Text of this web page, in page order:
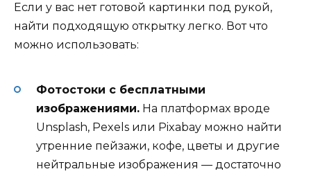
Если у вас нет готовой картинки под рукой,
найти подходящую открытку легко. Вот что
можно использовать:
Фотостоки с бесплатными
изображениями. На платформах вроде
Unsplash, Pexels или Pixabay можно найти
утренние пейзажи, кофе, цветы и другие
нейтральные изображения — достаточно